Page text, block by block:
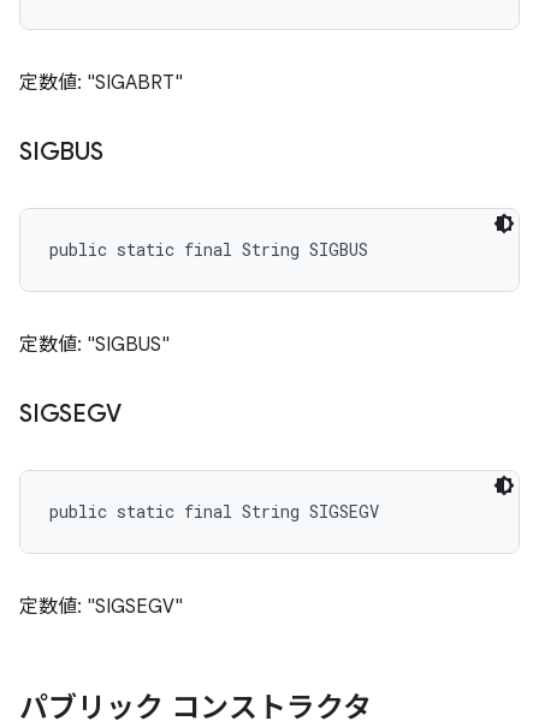
定数値: "SIGABRT"
SIGBUS
public static final String SIGBUS
定数値: "SIGBUS"
SIGSEGV
public static final String SIGSEGV
定数値: "SIGSEGV"
パブリック コンストラクタ